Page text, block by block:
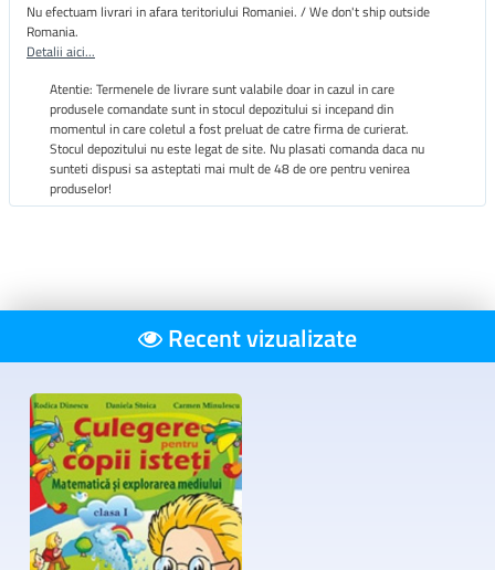
Nu efectuam livrari in afara teritoriului Romaniei. / We don't ship outside
Romania.
Detalii aici...
Atentie: Termenele de livrare sunt valabile doar in cazul in care
produsele comandate sunt in stocul depozitului si incepand din
momentul in care coletul a fost preluat de catre firma de curierat.
Stocul depozitului nu este legat de site. Nu plasati comanda daca nu
sunteti dispusi sa asteptati mai mult de 48 de ore pentru venirea
produselor!
Recent vizualizate